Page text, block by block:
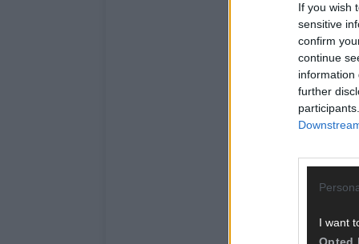
If you wish
sensitive
confirm
continue
information
further
I want